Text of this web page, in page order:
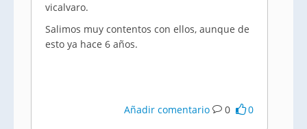
vicalvaro.
Salimos muy contentos con ellos, aunque de
esto ya hace 6 años.
Añadir comentario 0 0